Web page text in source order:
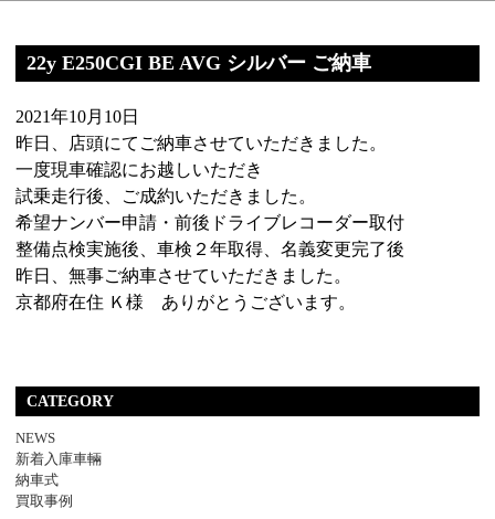
22y E250CGI BE AVG シルバー ご納車
2021年10月10日
昨日、店頭にてご納車させていただきました。
一度現車確認にお越しいただき
試乗走行後、ご成約いただきました。
希望ナンバー申請・前後ドライブレコーダー取付
整備点検実施後、車検２年取得、名義変更完了後
昨日、無事ご納車させていただきました。
京都府在住 Ｋ様 ありがとうございます。
CATEGORY
NEWS
新着入庫車輛
納車式
買取事例